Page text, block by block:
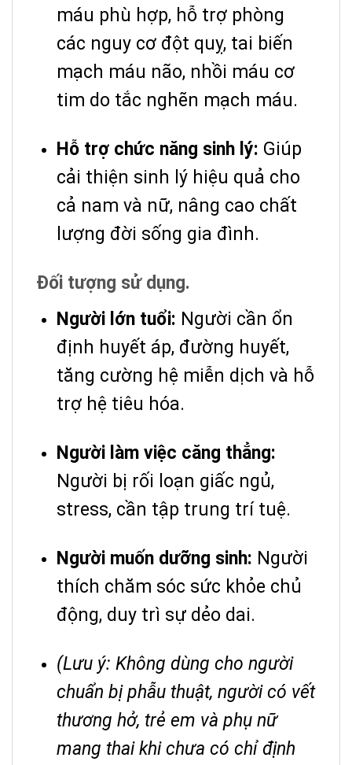
máu phù hợp, hỗ trợ phòng
các nguy cơ đột quỵ, tai biến
mạch máu não, nhồi máu cơ
tim do tắc nghẽn mạch máu.
Hỗ trợ chức năng sinh lý: Giúp
cải thiện sinh lý hiệu quả cho
cả nam và nữ, nâng cao chất
lượng đời sống gia đình.
Đối tượng sử dụng.
Người lớn tuổi: Người cần ổn
định huyết áp, đường huyết,
tăng cường hệ miễn dịch và hỗ
trợ hệ tiêu hóa.
Người làm việc căng thẳng:
Người bị rối loạn giấc ngủ,
stress, cần tập trung trí tuệ.
Người muốn dưỡng sinh: Người
thích chăm sóc sức khỏe chủ
động, duy trì sự dẻo dai.
(Lưu ý: Không dùng cho người
chuẩn bị phẫu thuật, người có vết
thương hở, trẻ em và phụ nữ
mang thai khi chưa có chỉ định